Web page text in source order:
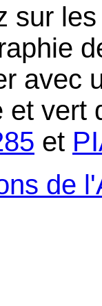
sur
avec
et vert
et
de